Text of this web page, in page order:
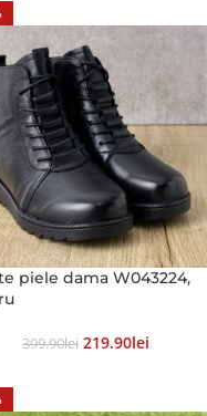
piele dama W043224,
399.90Lei 219.90Lei